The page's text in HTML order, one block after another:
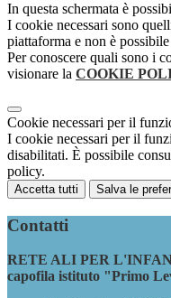
In questa schermata è
I cookie necessari sono
piattaforma e non è
Per conoscere quali sono i
visionare la COOKIE
Cookie necessari per il
I cookie necessari per il
disabilitati. È possibile
policy.
Accetta tutti Salva le
Contatti
RETE ALI PER
capofila istituto "Primo